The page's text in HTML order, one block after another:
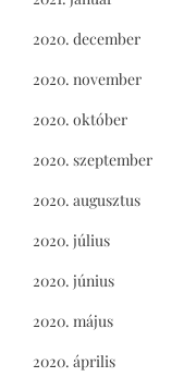
2020. december
2020. november
2020. október
2020. szeptember
2020. augusztus
2020. július
2020. június
2020. május
2020. április